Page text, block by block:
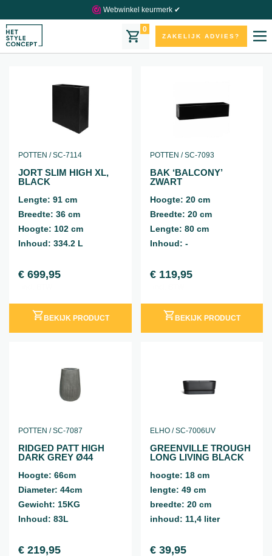
Webwinkel keurmerk ✔
0
ZAKELIJK ADVIES?
Toon filters
POTTEN / SC-7114
JORT SLIM HIGH XL,
BLACK
Lengte: 91 cm
Breedte: 36 cm
Hoogte: 102 cm
Inhoud: 334.2 L
€ 699,95
BEKIJK PRODUCT
POTTEN / SC-7093
BAK ‘BALCONY’
ZWART
Hoogte: 20 cm
Breedte: 20 cm
Lengte: 80 cm
Inhoud: -
€119,95
BEKIJK PRODUCT
POTTEN / SC-7087
RIDGED PATT HIGH
DARK GREY Ø44
Hoogte: 66cm
Diameter: 44cm
Gewicht: 15KG
Inhoud: 83L
€ 219,95
ELHO / SC-7006UV
GREENVILLE TROUGH
LONG LIVING BLACK
hoogte: 18 cm
lengte: 49 cm
breedte: 20 cm
inhoud: 11,4 liter
€39,95